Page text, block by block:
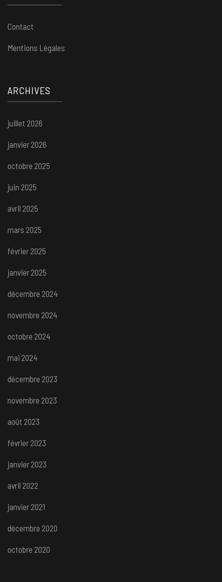
Contact
Mentions Légales
ARCHIVES
juillet 2026
janvier 2026
octobre 2025
juin 2025
avril 2025
mars 2025
février 2025
janvier 2025
décembre 2024
novembre 2024
octobre 2024
mai 2024
décembre 2023
novembre 2023
août 2023
février 2023
janvier 2023
avril 2022
janvier 2021
décembre 2020
octobre 2020